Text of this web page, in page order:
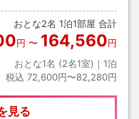
おとな2名 1泊1部屋 合計
円 〜 164,560円
おとな1名 (2名1室)｜ 1泊
税込 72,600円〜82,280円
見る